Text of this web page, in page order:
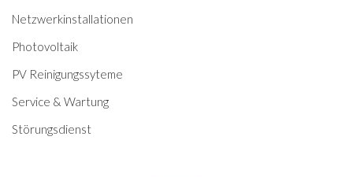
Netzwerkinstallationen
Photovoltaik
PV Reinigungssyteme
Service & Wartung
Störungsdienst